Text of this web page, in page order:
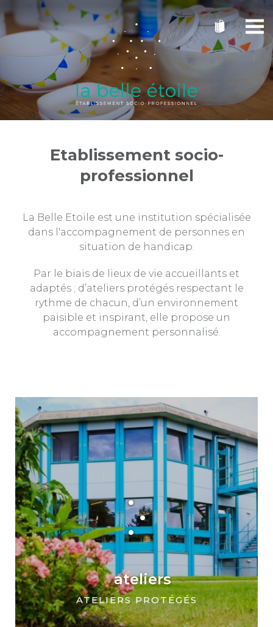
Etablissement socio-
professionnel
La Belle Etoile est une institution spécialisée
dans l'accompagnement de personnes en
situation de handicap.
Par le biais de lieux de vie accueillants et
adaptés ; d’ateliers protégés respectant le
rythme de chacun, d’un environnement
paisible et inspirant, elle propose un
accompagnement personnalisé.
ateliers
ATELIERS PROTÉGÉS